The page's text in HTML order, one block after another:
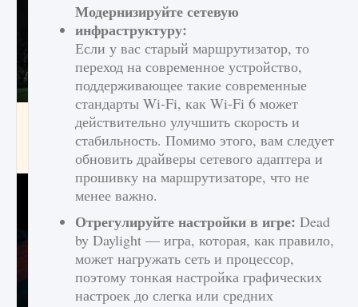
Как исправить ошибку EA FC 25 beta,
которая не работает
9 августа 2024 1 370 0 0
Модернизируйте сетевую
инфраструктуру:
Если у вас старый маршрутизатор, то
переход на современное устройство,
поддерживающее такие современные
стандарты Wi-Fi, как Wi-Fi 6 может
действительно улучшить скорость и
стабильность. Помимо этого, вам следует
обновить драйверы сетевого адаптера и
прошивку на маршрутизаторе, что не
менее важно.
Отрегулируйте настройки в игре: Dead
by Daylight — игра, которая, как правило,
может нагружать сеть и процессор,
поэтому тонкая настройка графических
настроек до слегка или средних